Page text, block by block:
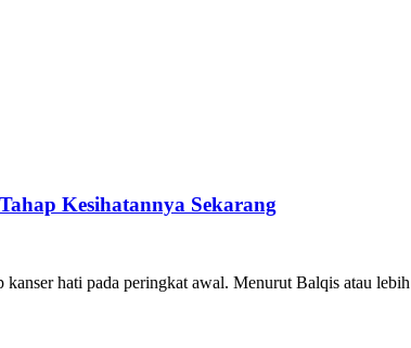
Kesihatannya Sekarang
hati pada peringkat awal. Menurut Balqis atau